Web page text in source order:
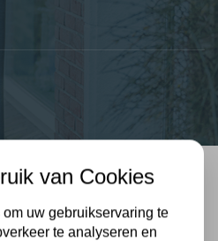
van Cookies
uw gebruikservaring te
te analyseren en